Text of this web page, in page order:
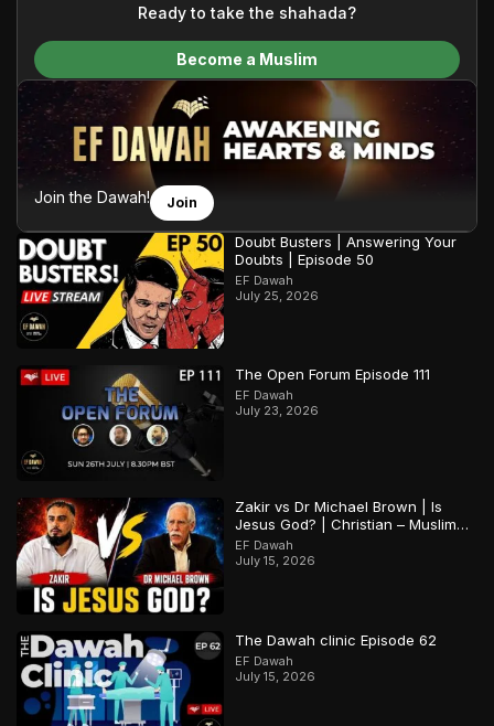
We do all of this with the permission of the Most High, and all
praise belongs to Allah, the Creator of the heavens and the
Ready to take the shahada?
Become a Muslim
Join the Dawah! Join
Doubt Busters | Answering Your
Doubts | Episode 50
EF Dawah
July 25, 2026
The Open Forum Episode 111
EF Dawah
July 23, 2026
Zakir vs Dr Michael Brown | Is
Jesus God? | Christian – Muslim
Debate
EF Dawah
July 15, 2026
The Dawah clinic Episode 62
EF Dawah
July 15, 2026